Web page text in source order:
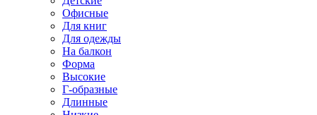
Офисные
Для книг
Для одежды
На балкон
Форма
Высокие
Г-образные
Длинные